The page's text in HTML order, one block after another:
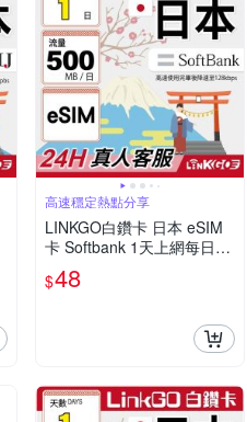
高速穩定熱點分享
LINKGO白鑽卡 日本 eSIM
卡 Softbank 1天上網每日50
0MB(日本網卡 沖繩 大阪 北
海道 東京)
$48